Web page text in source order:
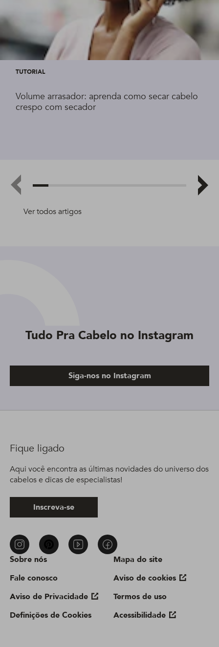
Ver todos artigos
TUTORIAL
Volume arrasador: aprenda como secar cabelo
crespo com secador
Tudo Pra Cabelo no Instagram
Siga-nos no Instagram
Sobre nós
Fale conosco
Aviso de Privacidade
Definições de Cookies
Mapa do site
Aviso de cookies
Termos de uso
Acessibilidade
Fique ligado
Aqui você encontra as últimas novidades do universo dos
cabelos e dicas de especialistas!
Inscreva-se